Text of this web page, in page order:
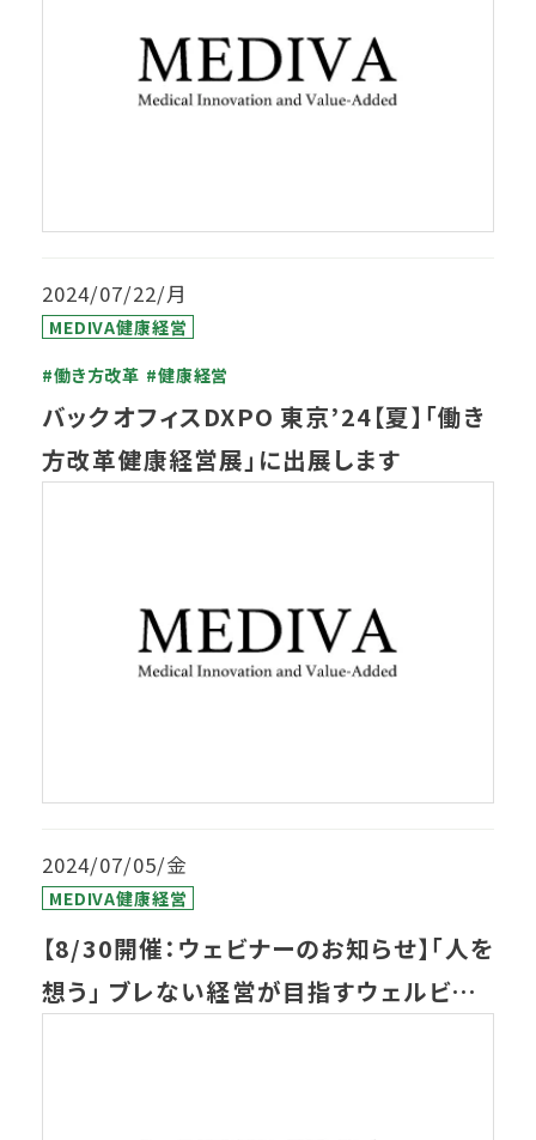
2024/07/22/月
MEDIVA健康経営
#働き方改革 #健康経営
バックオフィスDXPO 東京’24【夏】「働き
方改革健康経営展」に出展します
2024/07/05/金
MEDIVA健康経営
【8/30開催：ウェビナーのお知らせ】「人を
想う」 ブレない経営が目指すウェルビー